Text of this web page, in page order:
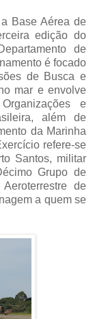
Base Aérea de
edição do
de
é focado
de Busca e
mar e envolve
e
além de
da Marinha
refere-se
Santos, militar
Grupo de
de
a quem se